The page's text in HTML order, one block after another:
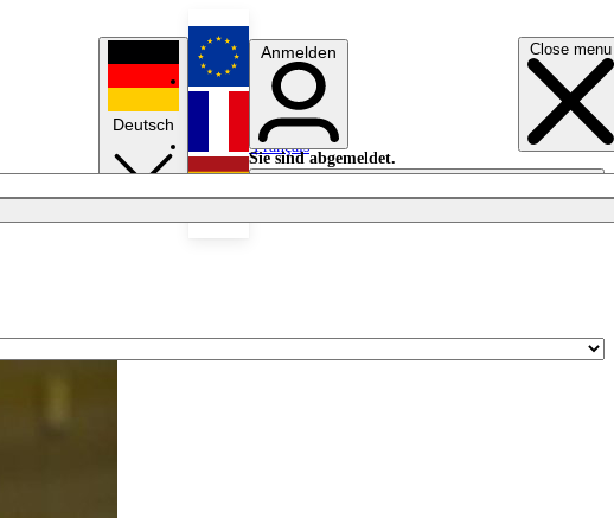
Close menu
Deutsch
English
Français
Anmelden
Sie sind abgemeldet.
Anmelden
Licht aus